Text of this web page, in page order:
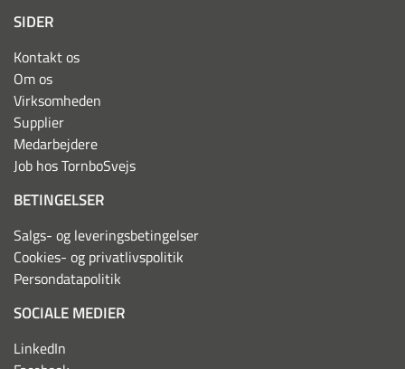
SIDER
Kontakt os
Om os
Virksomheden
Supplier
Medarbejdere
Job hos TornboSvejs
BETINGELSER
Salgs- og leveringsbetingelser
Cookies- og privatlivspolitik
Persondatapolitik
SOCIALE MEDIER
LinkedIn